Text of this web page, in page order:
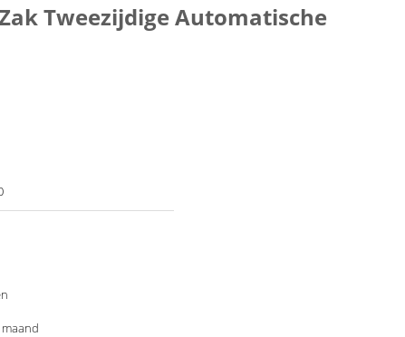
Tweezijdige Automatische